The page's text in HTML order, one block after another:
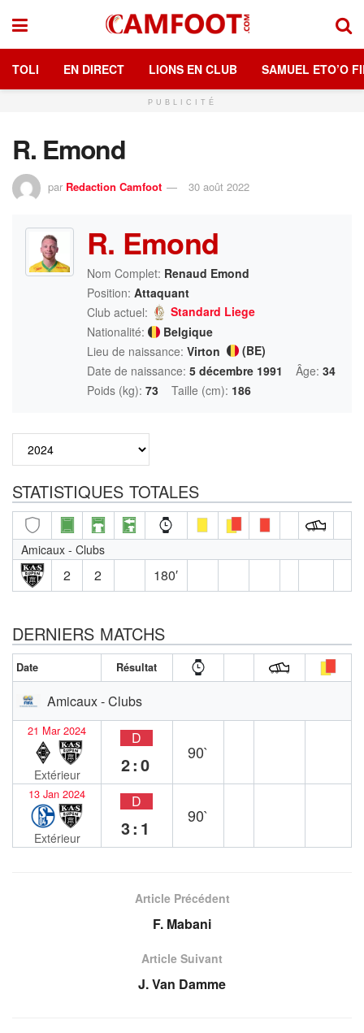
TOLI EN DIRECT LIONS EN CLUB SAMUEL ETO’O
PUBLICITÉ
R. Emond
par Redaction Camfoot 30 août 2022
R. Emond
Nom Complet: Renaud Emond
Position: Attaquant
Club actuel:
Standard Liege
Nationalité:
Belgique
Lieu de naissance: Virton
(BE)
Date de naissance: 5 décembre 1991 Âge: 34
Poids (kg): 73 Taille (cm): 186
STATISTIQUES TOTALES
Amicaux - Clubs
2 2 180′
DERNIERS MATCHS
Date Résultat
Amicaux - Clubs
21 Mar 2024
Extérieur
D
2:0
90`
13 Jan 2024
Extérieur
D
3:1
90`
Article Précédent
F. Mabani
Article Suivant
J. Van Damme